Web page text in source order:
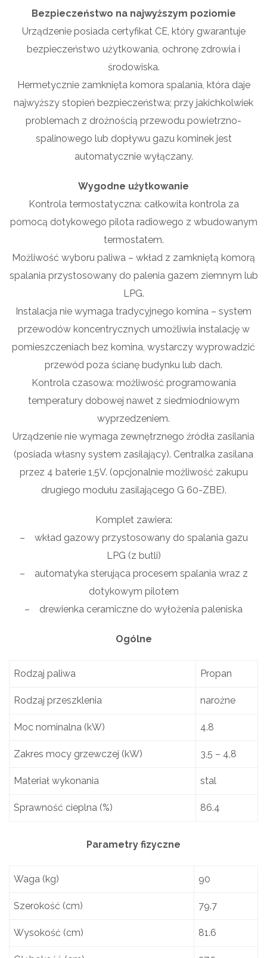
Bezpieczeństwo na najwyższym poziomie
Urządzenie posiada certyfikat CE, który gwarantuje
bezpieczeństwo użytkowania, ochronę zdrowia i
środowiska.
Hermetycznie zamknięta komora spalania, która daje
najwyższy stopień bezpieczeństwa; przy jakichkolwiek
problemach z drożnością przewodu powietrzno-
spalinowego lub dopływu gazu kominek jest
automatycznie wyłączany.
Wygodne użytkowanie
Kontrola termostatyczna: całkowita kontrola za
pomocą dotykowego pilota radiowego z wbudowanym
termostatem.
Możliwość wyboru paliwa – wkład z zamkniętą komorą
spalania przystosowany do palenia gazem ziemnym lub
LPG.
Instalacja nie wymaga tradycyjnego komina – system
przewodów koncentrycznych umożliwia instalację w
pomieszczeniach bez komina, wystarczy wyprowadzić
przewód poza ścianę budynku lub dach.
Kontrola czasowa: możliwość programowania
temperatury dobowej nawet z siedmiodniowym
wyprzedzeniem.
Urządzenie nie wymaga zewnętrznego źródła zasilania
(posiada własny system zasilający). Centralka zasilana
przez 4 baterie 1,5V. (opcjonalnie możliwość zakupu
drugiego modułu zasilającego G 60-ZBE).
Komplet zawiera:
– wkład gazowy przystosowany do spalania gazu
LPG (z butli)
– automatyka sterująca procesem spalania wraz z
dotykowym pilotem
– drewienka ceramiczne do wyłożenia paleniska
Ogólne
Rodzaj paliwa Propan
Rodzaj przeszklenia narożne
Moc nominalna (kW) 4.8
Zakres mocy grzewczej (kW) 3,5 – 4,8
Materiał wykonania stal
Sprawność cieplna (%) 86.4
Parametry fizyczne
Waga (kg) 90
Szerokość (cm) 79.7
Wysokość (cm) 81.6